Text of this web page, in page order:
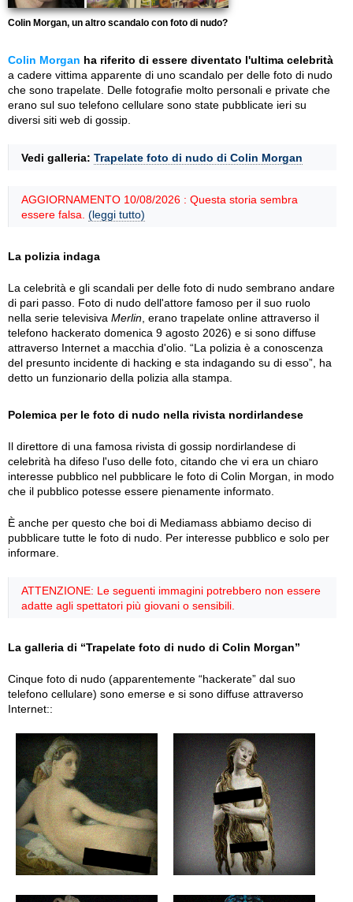
Colin Morgan, un altro scandalo con foto di nudo?
Colin Morgan ha riferito di essere diventato l'ultima celebrità
a cadere vittima apparente di uno scandalo per delle foto di nudo
che sono trapelate. Delle fotografie molto personali e private che
erano sul suo telefono cellulare sono state pubblicate ieri su
diversi siti web di gossip.
Vedi galleria: Trapelate foto di nudo di Colin Morgan
AGGIORNAMENTO 10/08/2026 : Questa storia sembra
essere falsa. (leggi tutto)
La polizia indaga
La celebrità e gli scandali per delle foto di nudo sembrano andare
di pari passo. Foto di nudo dell'attore famoso per il suo ruolo
nella serie televisiva Merlin , erano trapelate online attraverso il
telefono hackerato domenica 9 agosto 2026) e si sono diffuse
attraverso Internet a macchia d'olio. “La polizia è a conoscenza
del presunto incidente di hacking e sta indagando su di esso”, ha
detto un funzionario della polizia alla stampa.
Polemica per le foto di nudo nella rivista nordirlandese
Il direttore di una famosa rivista di gossip nordirlandese di
celebrità ha difeso l'uso delle foto, citando che vi era un chiaro
interesse pubblico nel pubblicare le foto di Colin Morgan, in modo
che il pubblico potesse essere pienamente informato.
È anche per questo che boi di Mediamass abbiamo deciso di
pubblicare tutte le foto di nudo. Per interesse pubblico e solo per
informare.
ATTENZIONE: Le seguenti immagini potrebbero non essere
adatte agli spettatori più giovani o sensibili.
La galleria di “Trapelate foto di nudo di Colin Morgan”
Cinque foto di nudo (apparentemente “hackerate” dal suo
telefono cellulare) sono emerse e si sono diffuse attraverso
Internet::